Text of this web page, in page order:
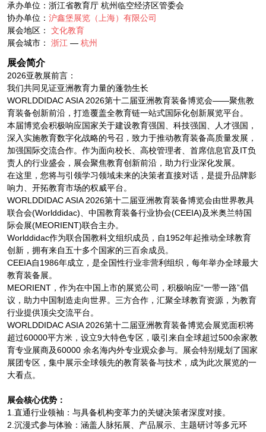
承办单位：浙江省教育厅 杭州临空经济区管委会
协办单位： 沪鑫堡展览（上海）有限公司
展会地区： 文化教育
展会城市： 浙江 — 杭州
展会简介
2026亚教展前言：
我们共同见证亚洲教育力量的蓬勃生长
WORLDDIDAC ASIA 2026第十二届亚洲教育装备博览会——聚焦教
育装备创新前沿，打造覆盖全教育链一站式国际化创新展览平台。
本届博览会积极响应国家关于建设教育强国、科技强国、人才强国，
深入实施教育数字化战略的号召，致力于推动教育装备高质量发展，
加强国际交流合作。作为面向校长、高校管理者、首席信息官及IT负
责人的行业盛会，展会聚焦教育创新前沿，助力行业深化发展。
在这里，您将与引领学习领域未来的决策者直接对话，是提升品牌影
响力、开拓教育市场的权威平台。
WORLDDIDAC ASIA 2026第十二届亚洲教育装备博览会由世界教具
联合会(Worlddidac)、中国教育装备行业协会(CEEIA)及米奥兰特国
际会展(MEORIENT)联合主办。
Worlddidac作为联合国教科文组织成员，自1952年起推动全球教育
创新，拥有来自五十多个国家的三百余成员。
CEEIA自1986年成立，是全国性行业非营利组织，每年举办全球最大
教育装备展。
MEORIENT，作为在中国上市的展览公司，积极响应“一带一路”倡
议，助力中国制造走向世界。三方合作，汇聚全球教育资源，为教育
行业提供顶尖交流平台。
WORLDDIDAC ASIA 2026第十二届亚洲教育装备博览会展览面积将
超过60000平方米，设立9大特色专区，吸引来自全球超过500余家教
育专业展商及60000 余名海内外专业观众参与。展会特别规划了国家
展团专区，集中展示全球领先的教育装备与技术，成为此次展览的一
大看点。
展会核心优势：
1.直通行业领袖：与具备机构变革力的关键决策者深度对接。
2.沉漫式参与体验：涵盖人脉拓展、产品展示、主题研讨等多元环